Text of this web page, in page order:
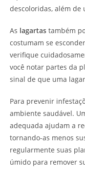
descoloridas, além de
As lagartas também
costumam se
verifique
você notar partes da
sinal de que uma
Para prevenir
ambiente saudável.
adequada ajudam a
tornando-as menos
regularmente suas
úmido para remover